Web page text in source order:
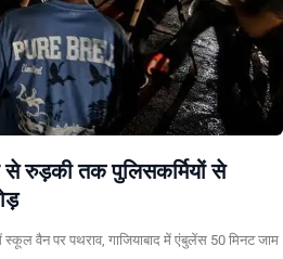
से रुड़की तक पुलिसकर्मियों से
वैन पर पथराव, गाजियाबाद में एंबुलेंस 50 मिनट जाम